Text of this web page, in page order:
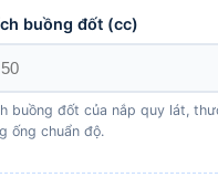
buồng đốt (cc)
buồng đốt của nắp quy lát,
ống chuẩn độ.